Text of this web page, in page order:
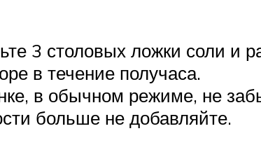
3 столовых ложки соли и
в течение получаса.
в обычном режиме, не
больше не добавляйте.